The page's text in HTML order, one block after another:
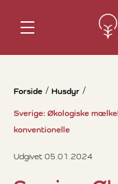
Forside Husdyr
Sverige: Økologiske
konventionelle
Udgivet 05.01.2024